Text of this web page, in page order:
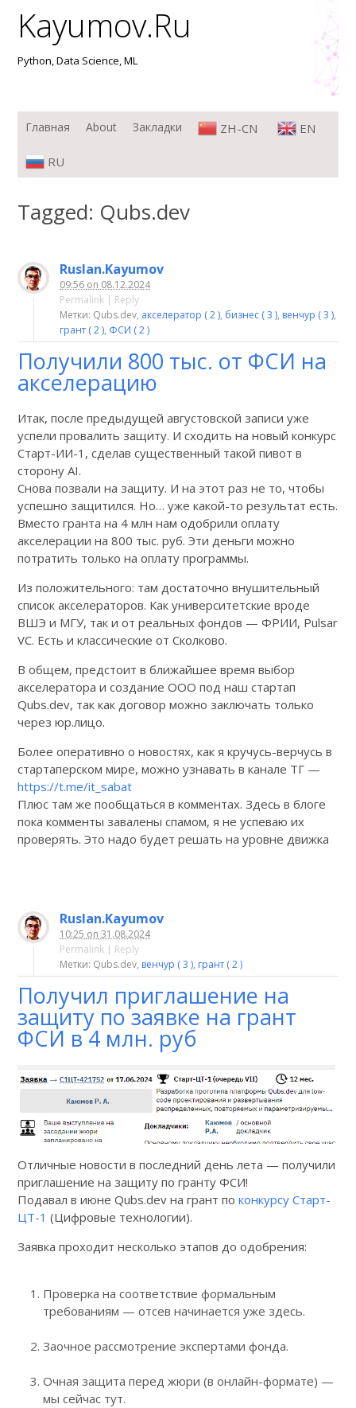
Kayumov.Ru
Python, Data Science, ML
Меню
Перейти к содержимому
Главная About Закладки ZH-CN EN
RU
Tagged: Qubs.dev
Ruslan.Kayumov
09:56 on 08.12.2024
Permalink | Reply
Метки: Qubs.dev, акселератор ( 2 ), бизнес ( 3 ), венчур ( 3 ),
грант ( 2 ), ФСИ ( 2 )
Получили 800 тыс. от ФСИ на
акселерацию
Итак, после предыдущей августовской записи уже
успели провалить защиту. И сходить на новый конкурс
Старт-ИИ-1, сделав существенный такой пивот в
сторону AI.
Снова позвали на защиту. И на этот раз не то, чтобы
успешно защитился. Но… уже какой-то результат есть.
Вместо гранта на 4 млн нам одобрили оплату
акселерации на 800 тыс. руб. Эти деньги можно
потратить только на оплату программы.
Из положительного: там достаточно внушительный
список акселераторов. Как университетские вроде
ВШЭ и МГУ, так и от реальных фондов — ФРИИ, Pulsar
VC. Есть и классические от Сколково.
В общем, предстоит в ближайшее время выбор
акселератора и создание ООО под наш стартап
Qubs.dev, так как договор можно заключать только
через юр.лицо.
Более оперативно о новостях, как я кручусь-верчусь в
стартаперском мире, можно узнавать в канале ТГ —
https://t.me/it_sabat
Плюс там же пообщаться в комментах. Здесь в блоге
пока комменты завалены спамом, я не успеваю их
проверять. Это надо будет решать на уровне движка
Ruslan.Kayumov
10:25 on 31.08.2024
Permalink | Reply
Метки: Qubs.dev, венчур ( 3 ), грант ( 2 )
Получил приглашение на
защиту по заявке на грант
ФСИ в 4 млн. руб
Отличные новости в последний день лета — получили
приглашение на защиту по гранту ФСИ!
Подавал в июне Qubs.dev на грант поконкурсу Старт-
ЦТ-1 (Цифровые технологии).
Заявка проходит несколько этапов до одобрения:
Проверка на соответствие формальным
требованиям — отсев начинается уже здесь.
Заочное рассмотрение экспертами фонда.
Очная защита перед жюри (в онлайн-формате) —
мы сейчас тут.